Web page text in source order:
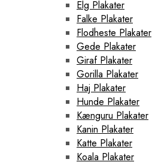
Elg Plakater
Falke Plakater
Flodheste Plakater
Gede Plakater
Giraf Plakater
Gorilla Plakater
Haj Plakater
Hunde Plakater
Kænguru Plakater
Kanin Plakater
Katte Plakater
Koala Plakater